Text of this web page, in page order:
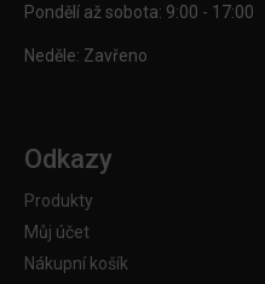
Pondělí až sobota: 9:00 - 17:00
Neděle: Zavřeno
Odkazy
Produkty
Můj účet
Nákupní košík